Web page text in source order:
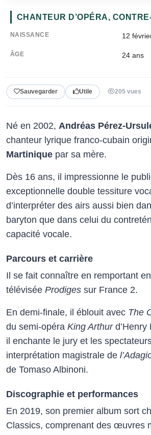
CHANTEUR D’OPÉRA,
NAISSANCE 12
ÂGE 24 ans
Sauvegarder Utile 205 vues
Né en 2002, Andréas Pérez-
chanteur lyrique franco-cubain
Martinique par sa mère.
Dès 16 ans, il impressionne le
exceptionnelle double tessiture
d’interpréter des airs aussi bien
baryton que dans celui du
capacité vocale.
Parcours et carrière
Il se fait connaître en remportant
télévisée Prodiges sur France 2.
En demi-finale, il éblouit avec The
du semi-opéra King Arthurd’Henry
il enchante le jury et les
interprétation magistrale de
de Tomaso Albinoni.
Discographie et performances
En 2019, son premier album sort
Classics, comprenant des œuvres